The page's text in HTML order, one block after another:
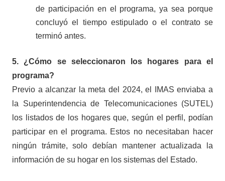
de participación en el programa, ya sea porque
concluyó el tiempo estipulado o el contrato se
terminó antes.
5. ¿Cómo se seleccionaron los hogares para el
programa?
Previo a alcanzar la meta del 2024, el IMAS enviaba a
la Superintendencia de Telecomunicaciones (SUTEL)
los listados de los hogares que, según el perfil, podían
participar en el programa. Estos no necesitaban hacer
ningún trámite, solo debían mantener actualizada la
información de su hogar en los sistemas del Estado.